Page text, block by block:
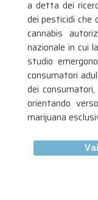
a detta dei
dei pesticidi che
cannabis
nazionale in cui
studio
consumatori
dei
orientando
marijuana